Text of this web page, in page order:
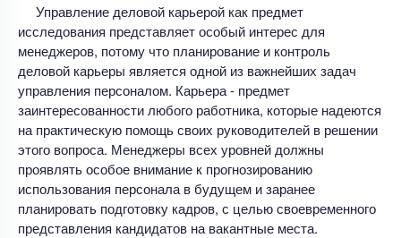
Управление деловой карьерой как предмет
исследования представляет особый интерес для
менеджеров, потому что планирование и контроль
деловой карьеры является одной из важнейших задач
управления персоналом. Карьера - предмет
заинтересованности любого работника, которые надеются
на практическую помощь своих руководителей в решении
этого вопроса. Менеджеры всех уровней должны
проявлять особое внимание к прогнозированию
использования персонала в будущем и заранее
планировать подготовку кадров, с целью своевременного
представления кандидатов на вакантные места.